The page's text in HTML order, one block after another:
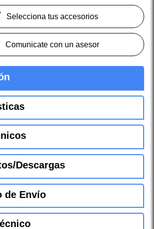
Selecciona tus accesorios
Comunicate con un asesor
Descargas
de Envío